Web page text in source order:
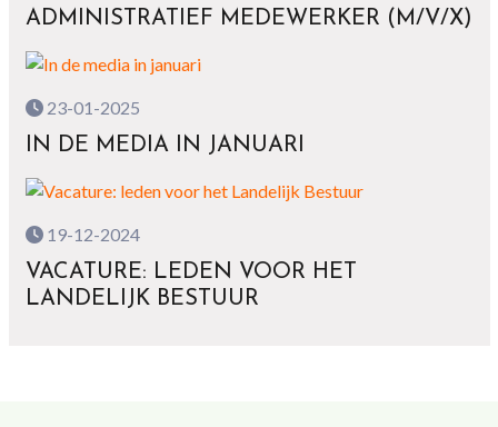
ADMINISTRATIEF MEDEWERKER (M/V/X)
23-01-2025
IN DE MEDIA IN JANUARI
19-12-2024
VACATURE: LEDEN VOOR HET
LANDELIJK BESTUUR